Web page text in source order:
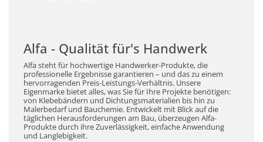
Alfa - Qualität für's Handwerk
Alfa steht für hochwertige Handwerker-Produkte, die
professionelle Ergebnisse garantieren – und das zu einem
hervorragenden Preis-Leistungs-Verhältnis. Unsere
Eigenmarke bietet alles, was Sie für Ihre Projekte benötigen:
von Klebebändern und Dichtungsmaterialien bis hin zu
Malerbedarf und Bauchemie. Entwickelt mit Blick auf die
täglichen Herausforderungen am Bau, überzeugen Alfa-
Produkte durch ihre Zuverlässigkeit, einfache Anwendung
und Langlebigkeit.